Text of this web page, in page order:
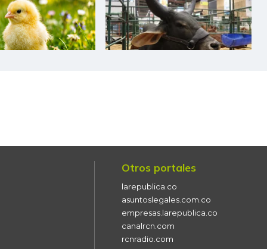
$ 1.361,00 -$ 56,00 -3,95%
$ 5.033,00 -$ 392,00 -7,23%
-
-$ 180,00
-$ 160,00 -9,89%
+$ 111,00
Otros portales
larepublica.co
asuntoslegales.com.co
empresas.larepublica.co
canalrcn.com
rcnradio.com